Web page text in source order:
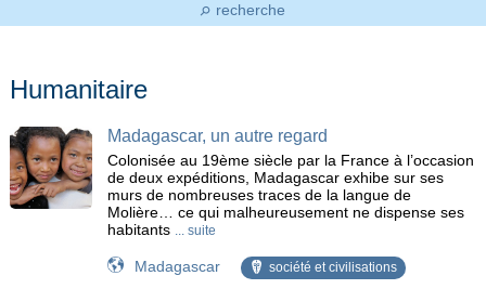
⚲ recherche
Humanitaire
Madagascar, un autre regard
Colonisée au 19ème siècle par la France à l’occasion
de deux expéditions, Madagascar exhibe sur ses
murs de nombreuses traces de la langue de
Molière… ce qui malheureusement ne dispense ses
habitants
... suite
Madagascar société et civilisations